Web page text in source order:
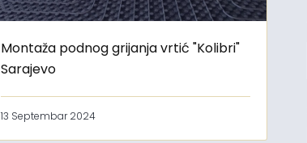
Montaža podnog grijanja vrtić "Kolibri"
Sarajevo
13 Septembar 2024